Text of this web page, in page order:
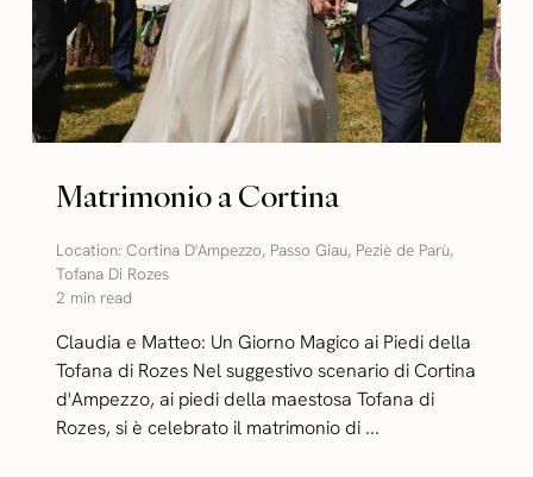
Matrimonio a Cortina
Location:Cortina D'Ampezzo, Passo Giau, Peziè de Parù,
Tofana Di Rozes
2 min read
Claudia e Matteo: Un Giorno Magico ai Piedi della
Tofana di Rozes Nel suggestivo scenario di Cortina
d'Ampezzo, ai piedi della maestosa Tofana di
Rozes, si è celebrato il matrimonio di ...